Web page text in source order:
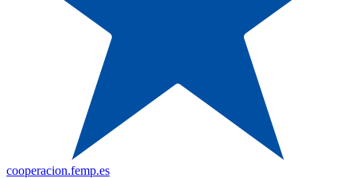
cooperacion.femp.es